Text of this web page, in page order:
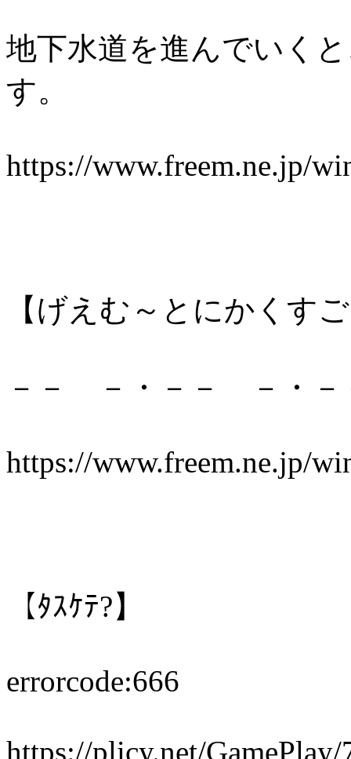
地下水道を進んでいく
す。
https://www.freem.ne.jp/
【げえむ～とにかくす
－－ －・－－ －・
https://www.freem.ne.jp/
【ﾀｽｹﾃ?】
errorcode:666
https://plicy.net/GamePlay/